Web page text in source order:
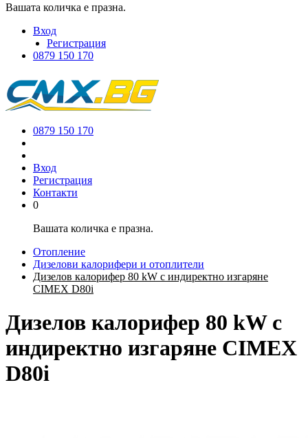
Вашата количка е празна.
Вход
Регистрация
0879 150 170
0879 150 170
Вход
Регистрация
Контакти
0
Вашата количка е празна.
Отопление
Дизелови калорифери и отоплители
Дизелов калорифер 80 kW с индиректно изгаряне
CIMEX D80i
Дизелов калорифер 80 kW с
индиректно изгаряне CIMEX
D80i